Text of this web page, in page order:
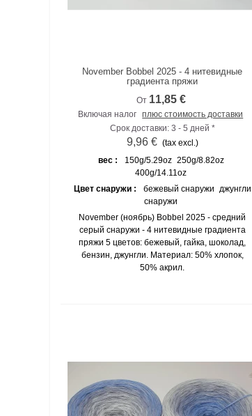
К сравнению
November Bobbel 2025 - 4 нитевидные
градиента пряжи
От 11,85 €
Включая налог плюс стоимость доставки
Срок доставки: 3 - 5 дней *
9,96 € (tax excl.)
вес :
150g/5.29oz 250g/8.82oz
400g/14.11oz
Цвет снаружи :
бежевый снаружи джунгли
снаружи
November (ноябрь) Bobbel 2025 - средний
серый снаружи - 4 нитевидные градиента
пряжи 5 цветов: бежевый, гайка, шоколад,
бензин, джунгли. Материал: 50% хлопок,
50% акрил.